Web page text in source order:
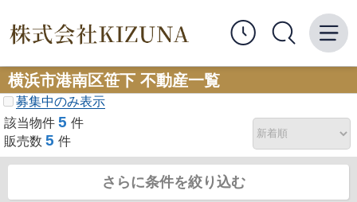
横浜市港南区笹下 不動産一覧
募集中のみ表示
該当物件 5 件
販売数 5 件
さらに条件を絞り込む